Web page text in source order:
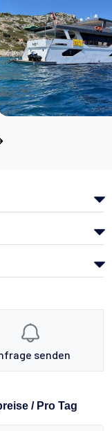
senden
/ Pro Tag